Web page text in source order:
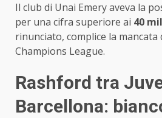
Il club di Unai Emery aveva la
per una cifra superiore ai 40
rinunciato, complice la mancata
Champions League.
Rashford tra
Barcellona: